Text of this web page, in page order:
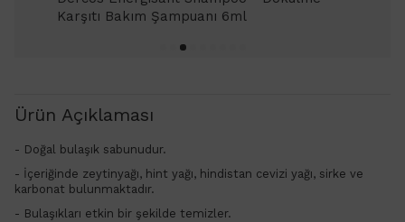
Karşıtı Bakım Şampuanı 6ml
Ürün Açıklaması
- Doğal bulaşık sabunudur.
- İçeriğinde zeytinyağı, hint yağı, hindistan cevizi yağı, sirke ve
karbonat bulunmaktadır.
- Bulaşıkları etkin bir şekilde temizler.